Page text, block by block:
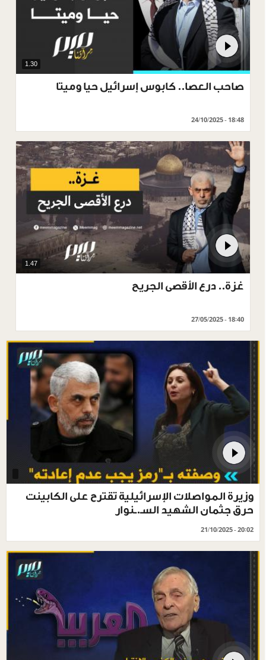
1.30
صاحب العصا.. كابوس إسرائيل حيا وميتا
24/10/2025 - 18:48
1.47
غزة.. درع الأقصى الجريح
27/05/2025 - 18:40
وزيرة المواصلات الإسرائيلية تقترح على الكابينت
حرق جثمان الشهيد السـ.ـنوار
21/10/2025 - 20:02